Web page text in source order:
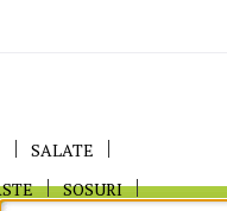
SALATE
SOSURI